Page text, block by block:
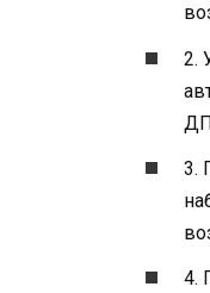
2.
3.
4.